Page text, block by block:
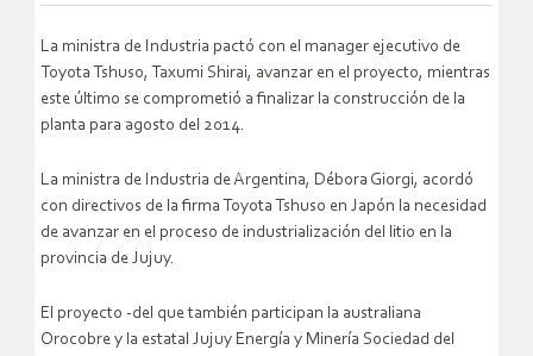
La ministra de Industria pactó con el manager ejecutivo de
Toyota Tshuso, Taxumi Shirai, avanzar en el proyecto, mientras
este último se comprometió a finalizar la construcción de la
planta para agosto del 2014.
La ministra de Industria de Argentina, Débora Giorgi, acordó
con directivos de la firma Toyota Tshuso en Japón la necesidad
de avanzar en el proceso de industrialización del litio en la
provincia de Jujuy.
El proyecto -del que también participan la australiana
Orocobre y la estatal Jujuy Energía y Minería Sociedad del